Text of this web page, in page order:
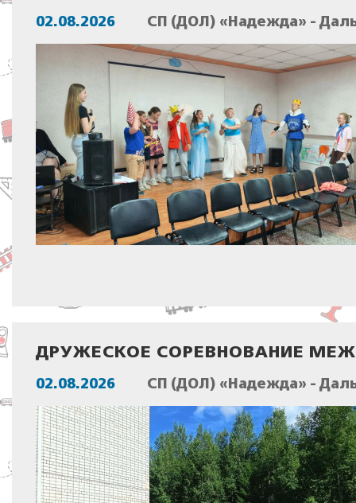
02.08.2026 СП (ДОЛ) «Надежда» -
ДРУЖЕСКОЕ СОРЕВНОВАНИЕ
02.08.2026 СП (ДОЛ) «Надежда» -